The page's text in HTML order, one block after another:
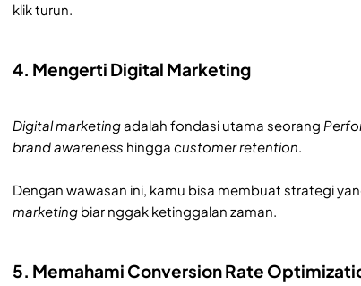
klik turun.
4. Mengerti Digital Marketing
Digital marketingadalah fondasi utama seorang
brand awareness hingga customer retention.
Dengan wawasan ini, kamu bisa membuat strategi
marketing biar nggak ketinggalan zaman.
5. Memahami Conversion Rate